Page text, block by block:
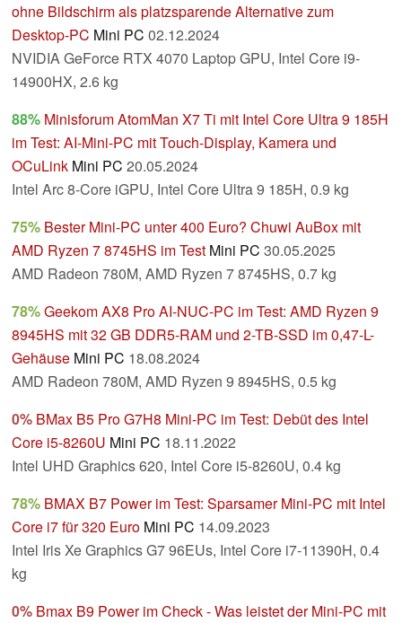
ohne Bildschirm als platzsparende Alternative zum
Desktop-PC Mini PC 02.12.2024
NVIDIA GeForce RTX 4070 Laptop GPU, Intel Core i9-
14900HX, 2.6 kg
88% Minisforum AtomMan X7 Ti mit Intel Core Ultra 9 185H
im Test: AI-Mini-PC mit Touch-Display, Kamera und
OCuLink Mini PC 20.05.2024
Intel Arc 8-Core iGPU, Intel Core Ultra 9 185H, 0.9 kg
75% Bester Mini-PC unter 400 Euro? Chuwi AuBox mit
AMD Ryzen 7 8745HS im Test Mini PC 30.05.2025
AMD Radeon 780M, AMD Ryzen 7 8745HS, 0.7 kg
78%Geekom AX8 Pro AI-NUC-PC im Test: AMD Ryzen 9
8945HS mit 32 GB DDR5-RAM und 2-TB-SSD im 0,47-L-
Gehäuse Mini PC 18.08.2024
AMD Radeon 780M, AMD Ryzen 9 8945HS, 0.5 kg
0% BMax B5 Pro G7H8 Mini-PC im Test: Debüt des Intel
Core i5-8260U Mini PC 18.11.2022
Intel UHD Graphics 620, Intel Core i5-8260U, 0.4 kg
78% BMAX B7 Power im Test: Sparsamer Mini-PC mit Intel
Core i7 für 320 Euro Mini PC 14.09.2023
Intel Iris Xe Graphics G7 96EUs, Intel Core i7-11390H, 0.4
kg
0% Bmax B9 Power im Check - Was leistet der Mini-PC mit